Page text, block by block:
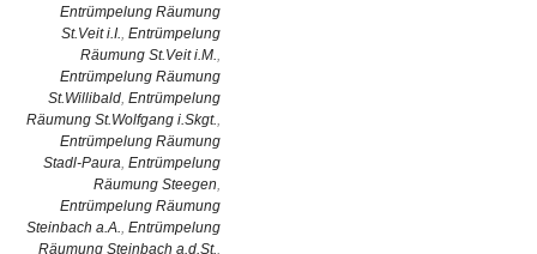
Entrümpelung Räumung
St.Veit i.I., Entrümpelung
Räumung St.Veit i.M.,
Entrümpelung Räumung
St.Willibald, Entrümpelung
Räumung St.Wolfgang i.Skgt.,
Entrümpelung Räumung
Stadl-Paura, Entrümpelung
Räumung Steegen,
Entrümpelung Räumung
Steinbach a.A., Entrümpelung
Räumung Steinbach a.d.St.,